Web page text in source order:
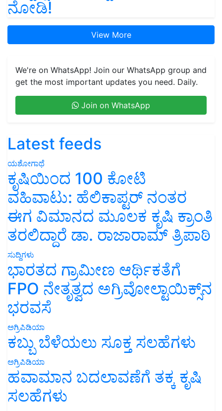
ನೋಡಿ!
View More
We're on WhatsApp! Join our WhatsApp group and
get the most important updates you need. Daily.
Join on WhatsApp
Latest feeds
ಯಶೋಗಾಥೆ
ಕೃಷಿಯಿಂದ 100 ಕೋಟಿ
ವಹಿವಾಟು: ಹೆಲಿಕಾಪ್ಟರ್ ನಂತರ
ಈಗ ವಿಮಾನದ ಮೂಲಕ ಕೃಷಿ ಕ್ರಾಂತಿ
ತರಲಿದ್ದಾರೆ ಡಾ. ರಾಜಾರಾಮ್ ತ್ರಿಪಾಠಿ
ಸುದ್ದಿಗಳು
ಭಾರತದ ಗ್ರಾಮೀಣ ಆರ್ಥಿಕತೆಗೆ
FPO ನೇತೃತ್ವದ ಅಗ್ರಿವೋಲ್ಟಾಯಿಕ್ಸ್‌ನ
ಭರವಸೆ
ಅಗ್ರಿಪಿಡಿಯಾ
ಕಬ್ಬು ಬೆಳೆಯಲು ಸೂಕ್ತ ಸಲಹೆಗಳು
ಅಗ್ರಿಪಿಡಿಯಾ
ಹವಾಮಾನ ಬದಲಾವಣೆಗೆ ತಕ್ಕ ಕೃಷಿ
ಸಲಹೆಗಳು